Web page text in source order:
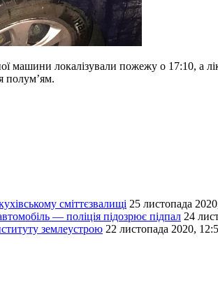
машини локалізували пожежу о 17:10, а
полум’ям.
сміттєзвалищі 25 листопада
— поліція підозрює підпал 24
землеустрою 22 листопада 2020,